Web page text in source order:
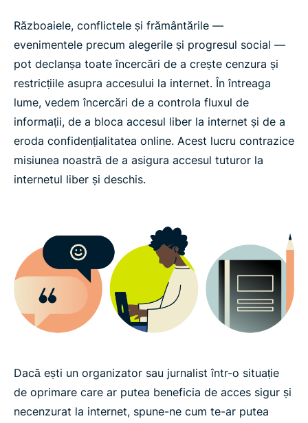
Războaiele, conflictele și frământările —
evenimentele precum alegerile și progresul social —
pot declanșa toate încercări de a crește cenzura și
restricțiile asupra accesului la internet. În întreaga
lume, vedem încercări de a controla fluxul de
informații, de a bloca accesul liber la internet și de a
eroda confidențialitatea online. Acest lucru contrazice
misiunea noastră de a asigura accesul tuturor la
internetul liber și deschis.
Dacă ești un organizator sau jurnalist într-o situație
de oprimare care ar putea beneficia de acces sigur și
necenzurat la internet, spune-ne cum te-ar putea